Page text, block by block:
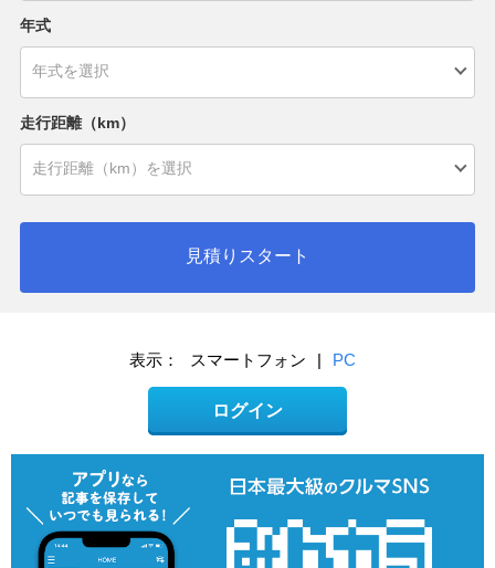
年式
走行距離（km）
見積りスタート
表示： スマートフォン | PC
ログイン